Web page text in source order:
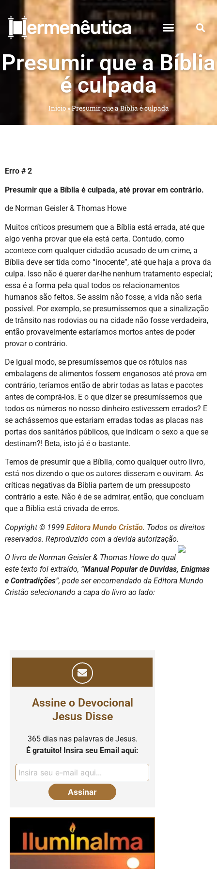
Presumir que a Bíblia
é culpada
Início»Presumir que a Bíblia é culpada
Erro # 2
Presumir que a Bíblia é culpada, até provar em contrário.
de Norman Geisler & Thomas Howe
Muitos críticos presumem que a Bíblia está errada, até que
algo venha provar que ela está certa. Contudo, como
acontece com qualquer cidadão acusado de um crime, a
Bíblia deve ser tida como “inocente”, até que haja a prova da
culpa. Isso não é querer dar-lhe nenhum tratamento especial;
essa é a forma pela qual todos os relacionamentos
humanos são feitos. Se assim não fosse, a vida não seria
possível. Por exemplo, se presumíssemos que a sinalização
de trânsito nas rodovias ou na cidade não fosse verdadeira,
então provavelmente estaríamos mortos antes de poder
provar o contrário.
De igual modo, se presumíssemos que os rótulos nas
embalagens de alimentos fossem enganosos até prova em
contrário, teríamos então de abrir todas as latas e pacotes
antes de comprá-los. E o que dizer se presumíssemos que
todos os números no nosso dinheiro estivessem errados? E
se achássemos que estariam erradas todas as placas nas
portas dos sanitários públicos, que indicam o sexo a que se
destinam?! Beta, isto já é o bastante.
Temos de presumir que a Bíblia, como qualquer outro livro,
está nos dizendo o que os autores disseram e ouviram. As
críticas negativas da Bíblia partem de um pressuposto
contrário a este. Não é de se admirar, então, que concluam
que a Bíblia está crivada de erros.
Copyright © 1999 Editora Mundo Cristão. Todos os direitos
reservados. Reproduzido com a devida autorização.
O livro de Norman Geisler & Thomas Howe do qual
este texto foi extraído, “Manual Popular de Duvidas, Enigmas
e Contradições“, pode ser encomendado da Editora Mundo
Cristão selecionando a capa do livro ao lado:
Assine o Devocional
Jesus Disse
365 dias nas palavras de Jesus.
É gratuito! Insira seu Email aqui: